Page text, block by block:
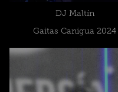
DJ Maltín
Gaitas Canigua 2024